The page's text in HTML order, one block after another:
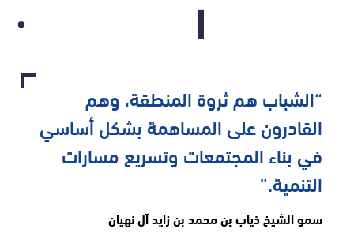
“الشباب هم ثروة المنطقة، وهم
القادرون على المساهمة بشكل أساسي
في بناء المجتمعات وتسريع مسارات
التنمية.”
سمو الشيخ ذياب بن محمد بن زايد آل نهيان